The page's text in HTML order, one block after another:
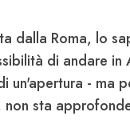
dalla Roma, lo
di andare in
un'apertura - ma
sta